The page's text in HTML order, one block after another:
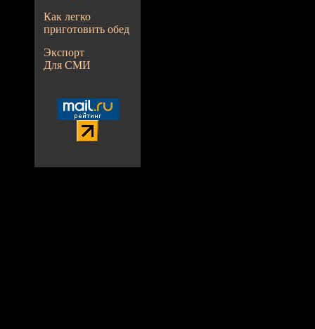
Как легко
приготовить обед
Экспорт
Для СМИ